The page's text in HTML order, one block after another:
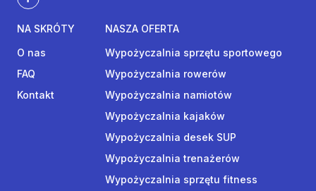
NA SKRÓTY
O nas
FAQ
Kontakt
NASZA OFERTA
Wypożyczalnia sprzętu sportowego
Wypożyczalnia rowerów
Wypożyczalnia namiotów
Wypożyczalnia kajaków
Wypożyczalnia desek SUP
Wypożyczalnia trenażerów
Wypożyczalnia sprzętu fitness